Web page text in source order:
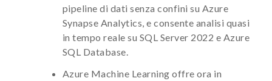
pipeline di dati senza confini su Azure
Synapse Analytics, e consente analisi quasi
in tempo reale su SQL Server 2022 e Azure
SQL Database.
Azure Machine Learning offre ora in